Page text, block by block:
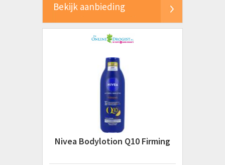
Bekijk aanbieding
Nivea Bodylotion Q10 Firming